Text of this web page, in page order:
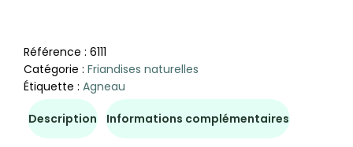
Référence : 6111
Catégorie : Friandises naturelles
Étiquette : Agneau
Description Informations complémentaires